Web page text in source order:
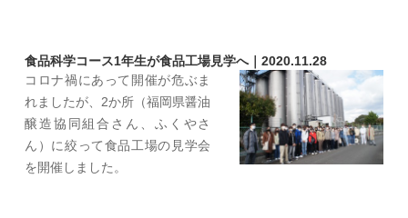
食品科学コース1年生が食品工場見学へ｜2020.11.28
コロナ禍にあって開催が危ぶま
れましたが、2か所（福岡県醤油
醸造協同組合さん、ふくやさ
ん）に絞って食品工場の見学会
を開催しました。